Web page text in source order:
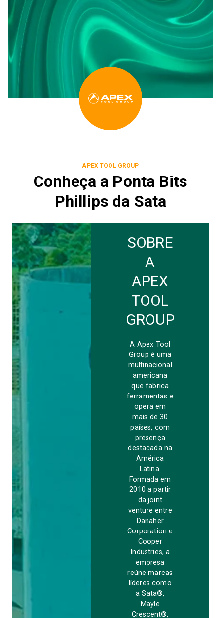
APEX TOOL GROUP
Conheça a Ponta Bits
Phillips da Sata
SOBRE
A
APEX
TOOL
GROUP
A Apex Tool
Group é uma
multinacional
americana
que fabrica
ferramentas e
opera em
mais de 30
países, com
presença
destacada na
América
Latina.
Formada em
2010 a partir
da joint
venture entre
Danaher
Corporation e
Cooper
Industries, a
empresa
reúne marcas
líderes como
a Sata®,
Mayle
Crescent®,